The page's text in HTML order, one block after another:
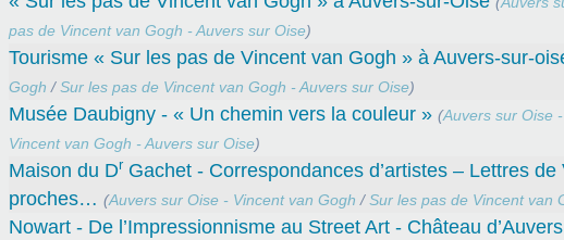
pas de Vincent van Gogh - Auvers sur Oise)
Tourisme « Sur les pas de Vincent van Gogh » à Auvers-sur-
Gogh /Sur les pas de Vincent van Gogh - Auvers sur Oise)
Musée Daubigny - « Un chemin vers la couleur » (Auvers sur Oise
Vincent van Gogh - Auvers sur Oise)
Maison du Dr Gachet - Correspondances d’artistes – Lettres
proches… (Auvers sur Oise - Vincent van Gogh /Sur les pas de Vincent van
Nowart - De l’Impressionnisme au Street Art - Château d’Auvers